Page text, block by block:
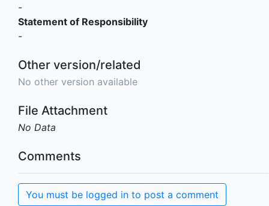
-
Statement of Responsibility
-
Other version/related
No other version available
File Attachment
No Data
Comments
You must be logged in to post a comment